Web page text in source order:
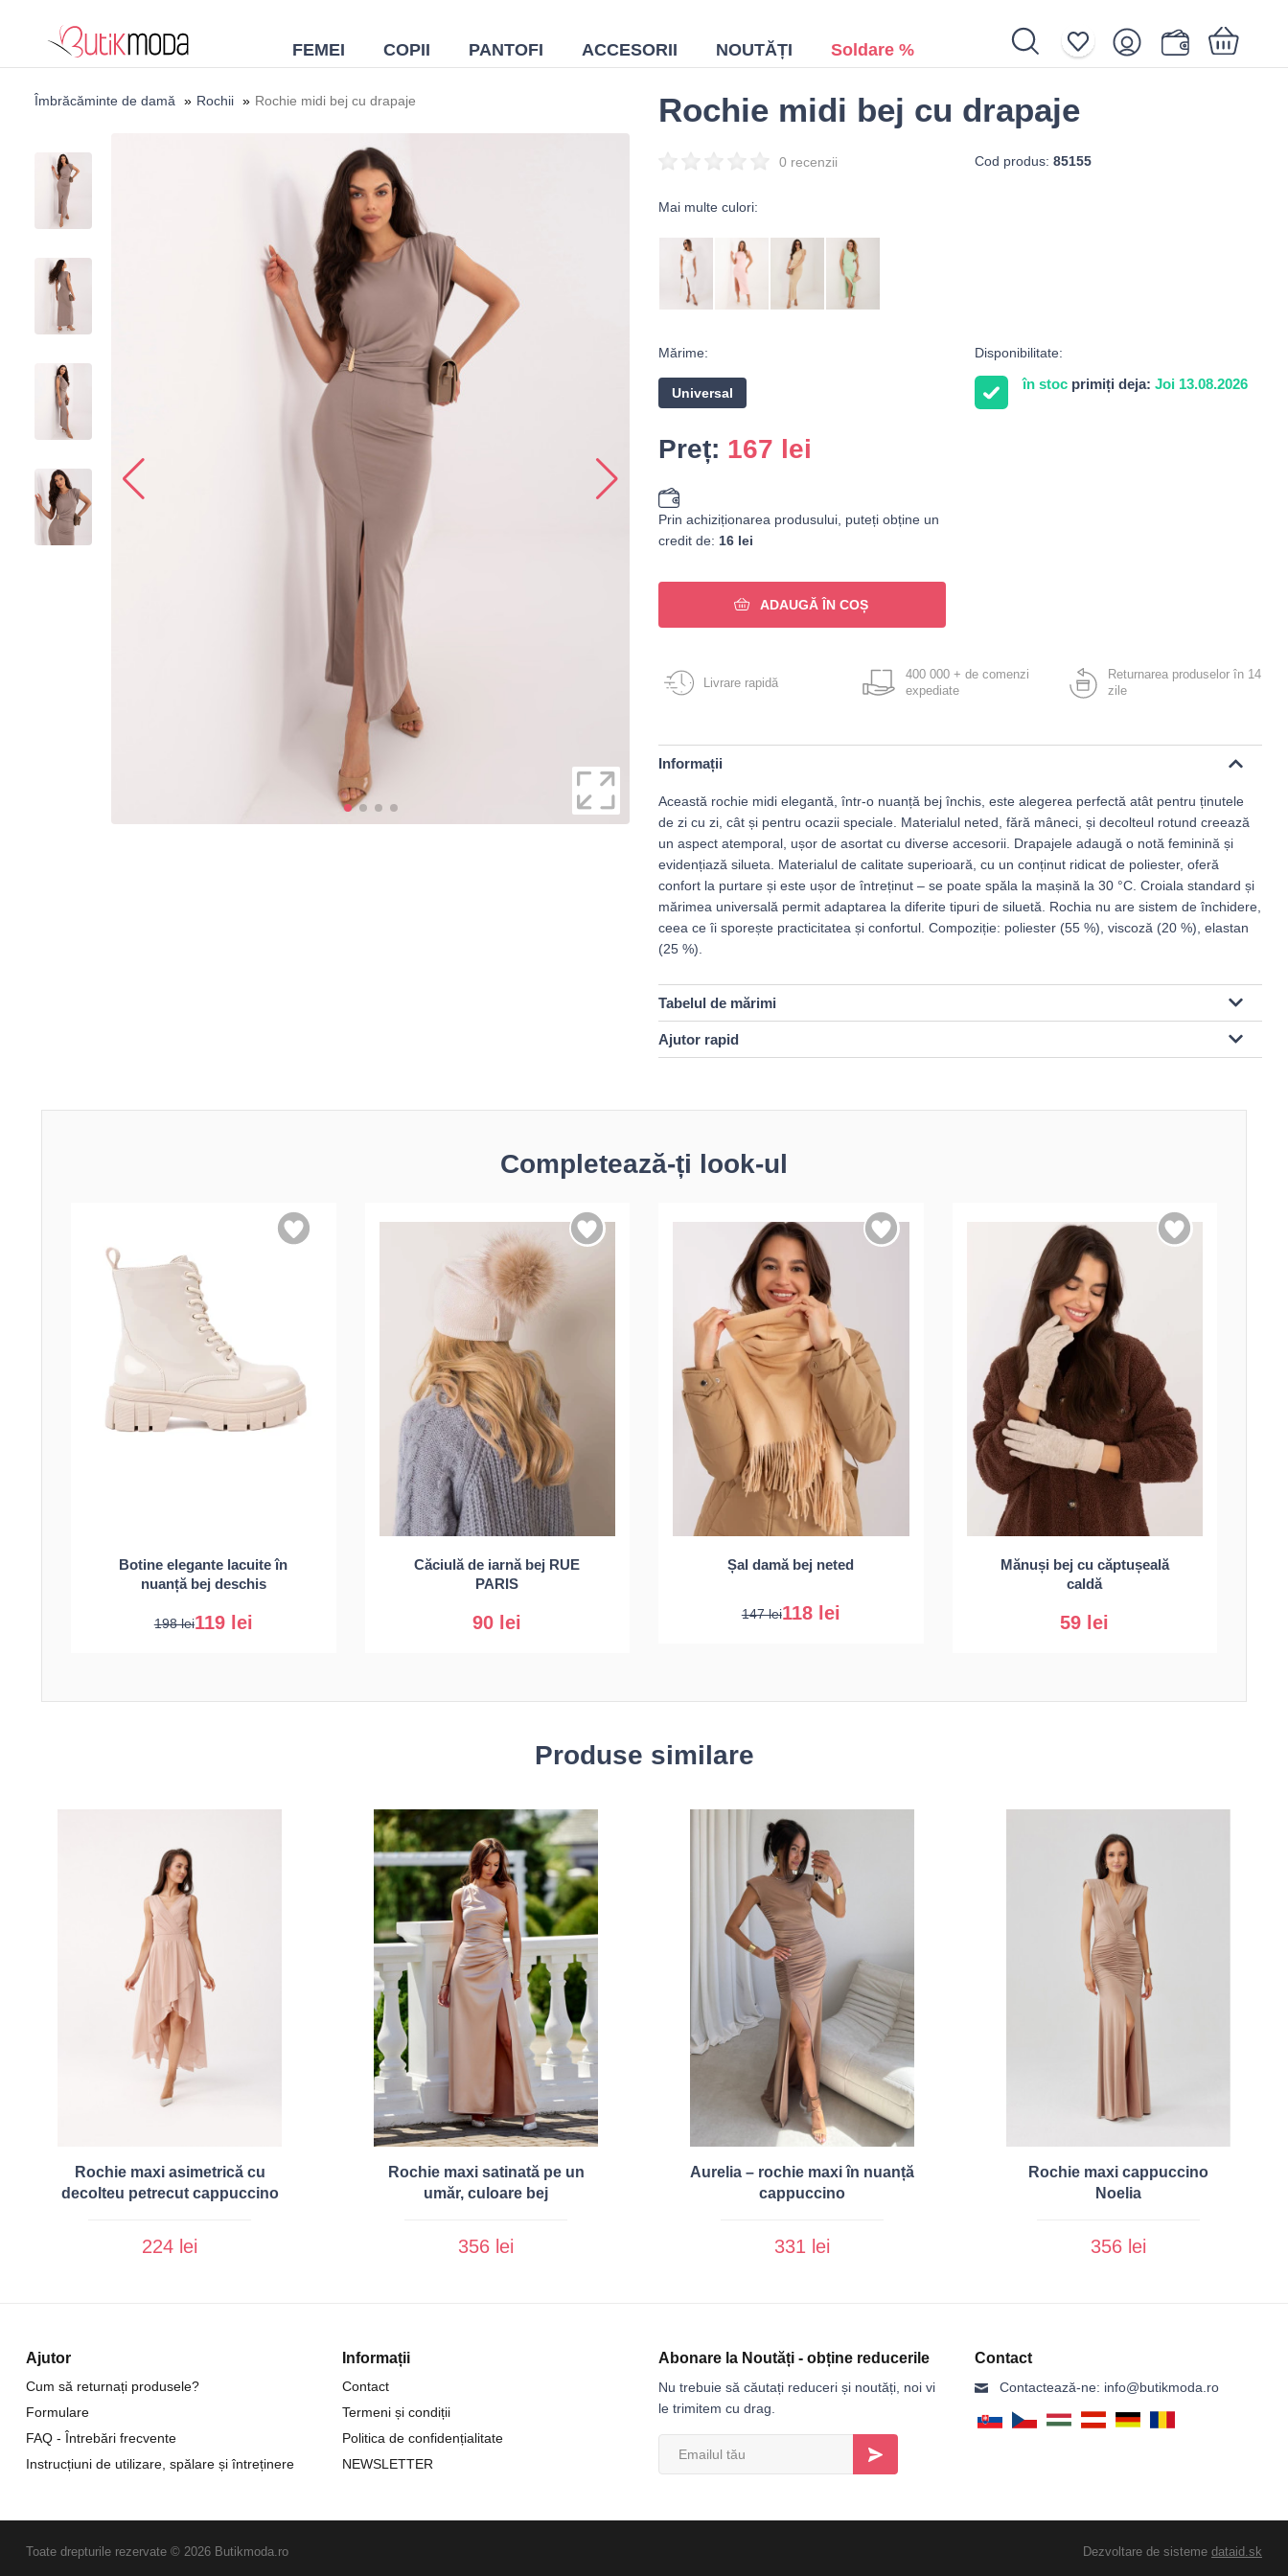
FEMEI COPII PANTOFI ACCESORII NOUTĂȚI Soldare %
Coșul de cumpărături dvs. este gol.
Îmbrăcăminte de damă » Rochii » Rochie midi bej cu drapaje Rochie midi bej cu drapaje
0 recenzii Cod produs: 85155
Disponibilitate:
în stoc primiți deja: Joi 13.08.2026
Mai multe culori:
Mărime:
Universal
Preț: 167 lei
Prin achiziționarea produsului, puteți obține un
credit de: 16 lei
ADAUGĂ ÎN COȘ
Livrare rapidă
400 000 + de comenzi
expediate
Returnarea produselor în 14
zile
Informații
Această rochie midi elegantă, într-o nuanță bej închis, este alegerea perfectă atât pentru ținutele
de zi cu zi, cât și pentru ocazii speciale. Materialul neted, fără mâneci, și decolteul rotund creează
un aspect atemporal, ușor de asortat cu diverse accesorii. Drapajele adaugă o notă feminină și
evidențiază silueta. Materialul de calitate superioară, cu un conținut ridicat de poliester, oferă
confort la purtare și este ușor de întreținut – se poate spăla la mașină la 30 °C. Croiala standard și
mărimea universală permit adaptarea la diferite tipuri de siluetă. Rochia nu are sistem de închidere,
ceea ce îi sporește practicitatea și confortul. Compoziție: poliester (55 %), viscoză (20 %), elastan
(25 %).
Tabelul de mărimi
Ajutor rapid
Completează-ți look-ul
Botine elegante lacuite în
nuanță bej deschis
119 lei
198 lei
40 41
Căciulă de iarnă bej RUE
PARIS
90 lei
Universal Șal damă bej neted
118 lei
147 lei
Universal
Mănuși bej cu căptușeală
caldă
59 lei
S/M L/XL
Produse similare
Rochie maxi asimetrică cu
decolteu petrecut cappuccino
224 lei
Rochie maxi satinată pe un
umăr, culoare bej
356 lei
Aurelia – rochie maxi în nuanță
cappuccino
331 lei
Rochie maxi cappuccino
Noelia
356 lei
Ajutor
Cum să returnați produsele?
Formulare
FAQ - Întrebări frecvente
Instrucțiuni de utilizare, spălare și întreținere
Informații
Contact
Termeni și condiții
Politica de confidențialitate
NEWSLETTER
Abonare la Noutăți - obține reducerile
Nu trebuie să căutați reduceri și noutăți, noi vi
le trimitem cu drag.
Contact
Contactează-ne: info@butikmoda.ro
Toate drepturile rezervate © 2026 Butikmoda.ro Dezvoltare de sisteme dataid.sk